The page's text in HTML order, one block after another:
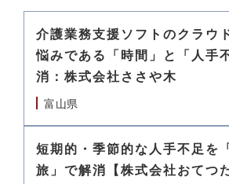
介護業務支援ソフトのクラウ
悩みである「時間」と「人手
消：株式会社ささや木
富山県
短期的・季節的な人手不足を
旅」で解消【株式会社おてつ